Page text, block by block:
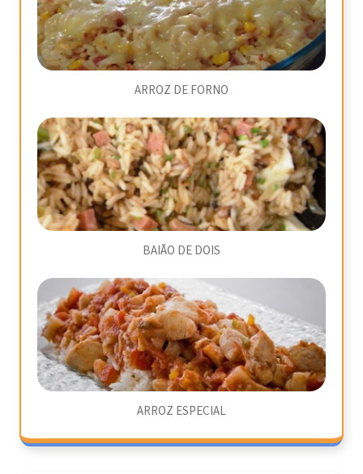
ARROZ DE FORNO
BAIÃO DE DOIS
ARROZ ESPECIAL